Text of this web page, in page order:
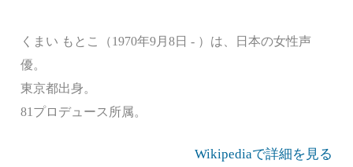
くまい もとこ（1970年9月8日 - ）は、日本の女性声
優。
東京都出身。
81プロデュース所属。
Wikipediaで詳細を見る